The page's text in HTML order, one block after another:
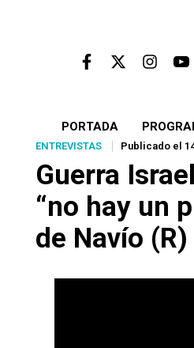
PORTADA
ENTREVISTAS Publicado el
Guerra
“no hay un
de Navío (R)